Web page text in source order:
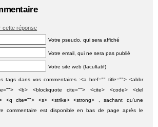
cette réponse
Votre pseudo, qui sera affiché
Votre email, qui ne sera pas publié
Votre site web (facultatif)
tags dans vos commentaires :<a href="" title=""> <abbr
<b> <blockquote cite=""> <cite> <code> <del
<q cite=""> <s> <strike> <strong> , sachant qu'une
commentaire est disponible en bas de page après le